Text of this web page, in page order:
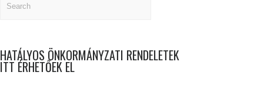
HATÁLYOS ÖNKORMÁNYZATI RENDELETEK
ITT ÉRHETŐEK EL